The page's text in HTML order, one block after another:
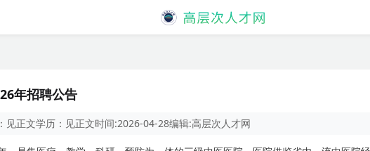
年招聘公告
见正文学历： 见正文时间:2026-04-28编辑:高层次人才网